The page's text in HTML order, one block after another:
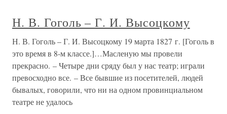
Н. В. Гоголь – Г. И. Высоцкому
Н. В. Гоголь – Г. И. Высоцкому 19 марта 1827 г. [Гоголь в
это время в 8-м классе.]…Масленую мы провели
прекрасно. – Четыре дни сряду был у нас театр; играли
превосходно все. – Все бывшие из посетителей, людей
бывалых, говорили, что ни на одном провинциальном
театре не удалось